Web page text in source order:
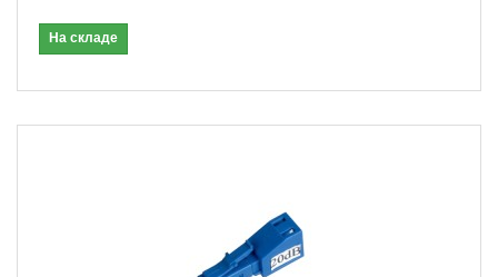
На складе